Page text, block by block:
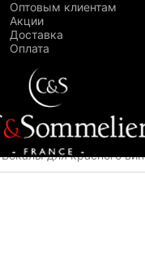
Оптовым клиентам
Акции
Доставка
Оплата
Бокалы для красного